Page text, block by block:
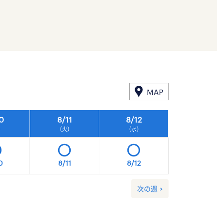
MAP
8/11
（火）
8/12
（水）
8/11 8/12
次の週 >